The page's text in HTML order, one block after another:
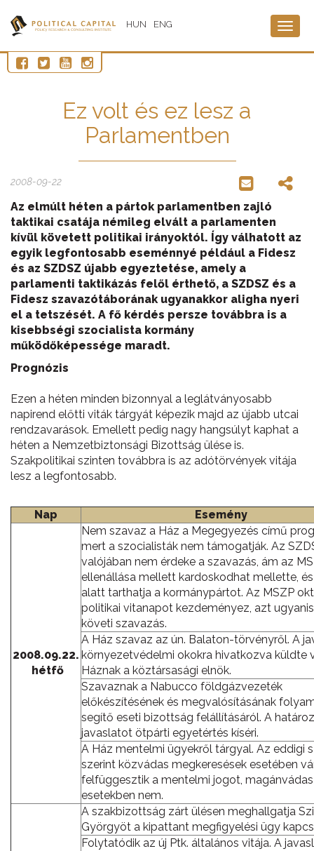
HUN ENG
Ez volt és ez lesz a
Parlamentben
2008-09-22
Az elmúlt héten a pártok parlamentben zajló
taktikai csatája némileg elvált a parlamenten
kívül követett politikai irányoktól. Így válhatott az
egyik legfontosabb eseménnyé például a Fidesz
és az SZDSZ újabb egyeztetése, amely a
parlamenti taktikázás felől érthető, a SZDSZ és a
Fidesz szavazótáborának ugyanakkor aligha nyeri
el a tetszését. A fő kérdés persze továbbra is a
kisebbségi szocialista kormány
működőképessége maradt.
Prognózis
Ezen a héten minden bizonnyal a leglátványosabb
napirend előtti viták tárgyát képezik majd az újabb utcai
rendzavarások. Emellett pedig nagy hangsúlyt kaphat a
héten a Nemzetbiztonsági Bizottság ülése is.
Szakpolitikai szinten továbbra is az adótörvények vitája
lesz a legfontosabb.
Nap Esemény
2008.09.22.
hétfő
Nem szavaz a Ház a Megegyezés című
mert a szocialisták nem támogatják. Az
valójában nem érdeke a szavazás, ám az
ellenállása mellett kardoskodhat mellette,
alatt tarthatja a kormánypártot. Az MSZP
politikai vitanapot kezdeményez, azt
követi szavazás.
A Ház szavaz az ún. Balaton-törvényről. A
környezetvédelmi okokra hivatkozva küldte
Háznak a köztársasági elnök.
Szavaznak a Nabucco földgázvezeték
előkészítésének és megvalósításának
segítő eseti bizottság felállításáról. A
javaslatot ötpárti egyetértés kíséri.
A Ház mentelmi ügyekről tárgyal. Az eddigi
szerint közvádas megkeresések esetében
felfüggesztik a mentelmi jogot, magánvádas
esetekben nem.
A szakbizottság zárt ülésen meghallgatja
Györgyöt a kipattant megfigyelési ügy
Folytatódik az új Ptk. általános vitája. A